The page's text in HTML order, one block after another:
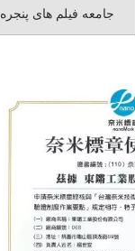
جامعه فیلم های پنجره